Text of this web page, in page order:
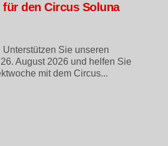
den Circus Soluna
Unterstützen Sie unseren
August 2026 und helfen Sie
mit dem Circus...